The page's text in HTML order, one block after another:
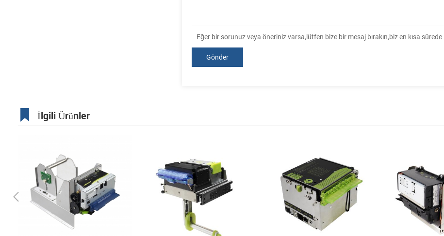
Eğer bir sorunuz veya öneriniz varsa,lütfen bize bir mesaj bırakın,biz en kısa
İlgili Ürünler